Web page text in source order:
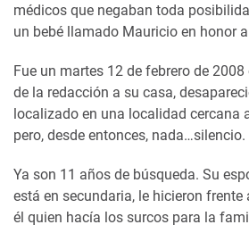
médicos que negaban toda
un bebé llamado Mauricio en honor
Fue un martes 12 de febrero de
de la redacción a su casa,
localizado en una localidad cercana
pero, desde entonces, nada…silencio.
Ya son 11 años de búsqueda. Su
está en secundaria, le hicieron frente
él quien hacía los surcos para la